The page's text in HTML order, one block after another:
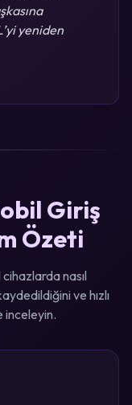
yeniden
Giriş
Özeti
nasıl
ve hızlı
inceleyin.